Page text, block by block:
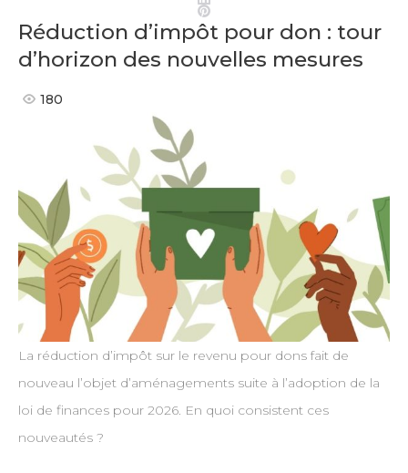
Pinterest
Réduction d’impôt pour don : tour
d’horizon des nouvelles mesures
180
La réduction d’impôt sur le revenu pour dons fait de
nouveau l’objet d’aménagements suite à l’adoption de la
loi de finances pour 2026. En quoi consistent ces
nouveautés ?